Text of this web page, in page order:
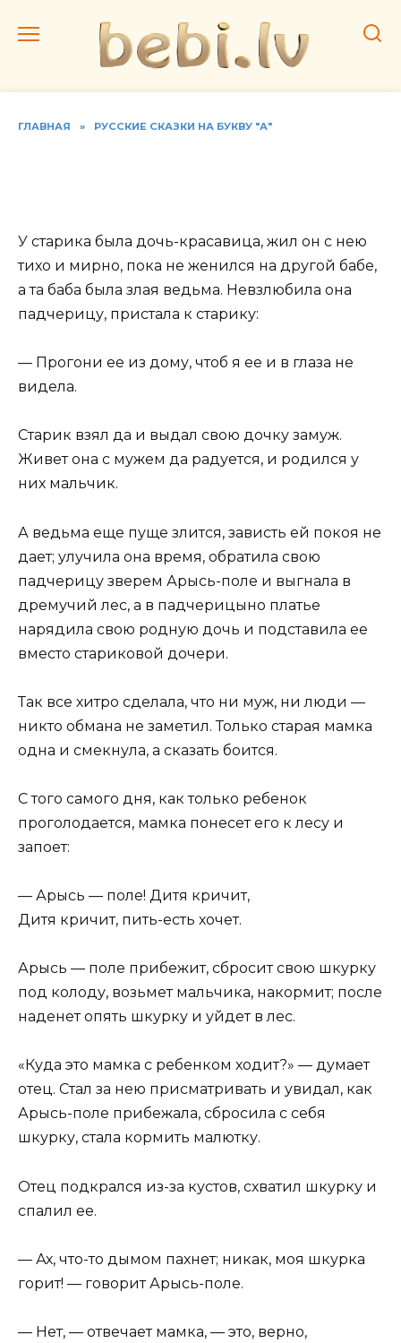
ГЛАВНАЯ » РУССКИЕ СКАЗКИ НА БУКВУ "А"
У старика была дочь-красавица, жил он с нею
тихо и мирно, пока не женился на другой бабе,
а та баба была злая ведьма. Невзлюбила она
падчерицу, пристала к старику:
— Прогони ее из дому, чтоб я ее и в глаза не
видела.
Старик взял да и выдал свою дочку замуж.
Живет она с мужем да радуется, и родился у
них мальчик.
А ведьма еще пуще злится, зависть ей покоя не
дает; улучила она время, обратила свою
падчерицу зверем Арысь-поле и выгнала в
дремучий лес, а в падчерицыно платье
нарядила свою родную дочь и подставила ее
вместо стариковой дочери.
Так все хитро сделала, что ни муж, ни люди —
никто обмана не заметил. Только старая мамка
одна и смекнула, а сказать боится.
С того самого дня, как только ребенок
проголодается, мамка понесет его к лесу и
запоет:
— Арысь — поле! Дитя кричит,
Дитя кричит, пить-есть хочет.
Арысь — поле прибежит, сбросит свою шкурку
под колоду, возьмет мальчика, накормит; после
наденет опять шкурку и уйдет в лес.
«Куда это мамка с ребенком ходит?» — думает
отец. Стал за нею присматривать и увидал, как
Арысь-поле прибежала, сбросила с себя
шкурку, стала кормить малютку.
Отец подкрался из-за кустов, схватил шкурку и
спалил ее.
— Ах, что-то дымом пахнет; никак, моя шкурка
горит! — говорит Арысь-поле.
— Нет, — отвечает мамка, — это, верно,